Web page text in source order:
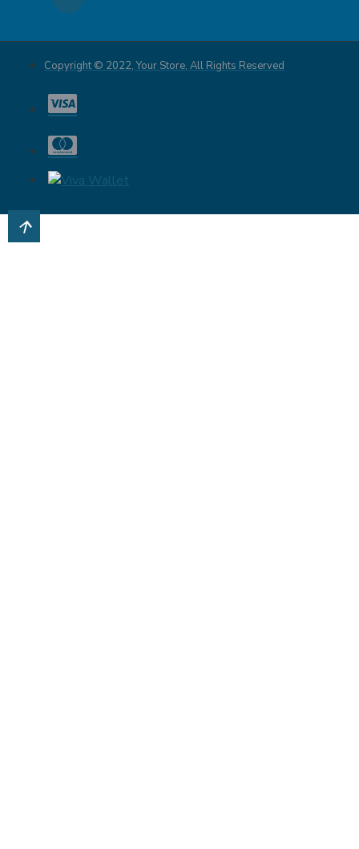
Copyright © 2022, Your Store, All Rights Reserved